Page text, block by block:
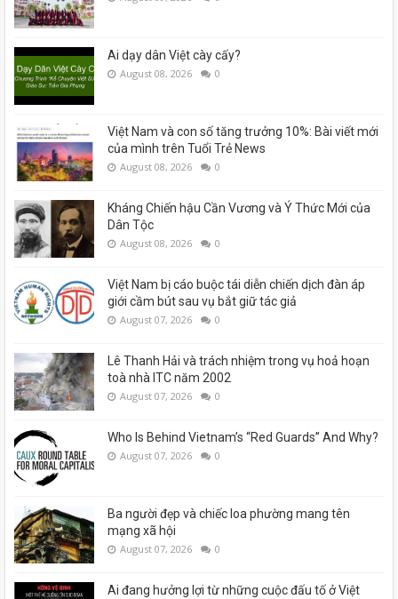
Ai dạy dân Việt cày cấy?
August 08, 2026 0
Việt Nam và con số tăng trưởng 10%: Bài viết mới
của mình trên Tuổi Trẻ News
August 08, 2026 0
Kháng Chiến hậu Cần Vương và Ý Thức Mới của
Dân Tộc
August 08, 2026 0
Việt Nam bị cáo buộc tái diễn chiến dịch đàn áp
giới cầm bút sau vụ bắt giữ tác giả
August 07, 2026 0
Lê Thanh Hải và trách nhiệm trong vụ hoả hoạn
toà nhà ITC năm 2002
August 07, 2026 0
Who Is Behind Vietnam’s “Red Guards” And Why?
August 07, 2026 0
Ba người đẹp và chiếc loa phường mang tên
mạng xã hội
August 07, 2026 0
Ai đang hưởng lợi từ những cuộc đấu tố ở Việt